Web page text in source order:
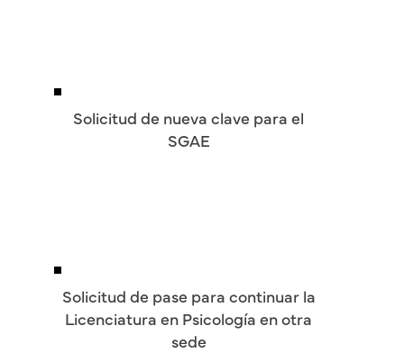
Solicitud de nueva clave para el
SGAE
Solicitud de pase para continuar la
Licenciatura en Psicología en otra
sede